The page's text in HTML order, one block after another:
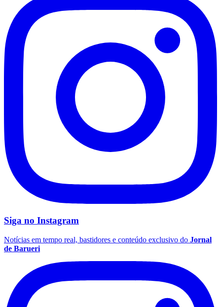
Siga no Instagram
Notícias em tempo real, bastidores e conteúdo exclusivo do Jornal
de Barueri